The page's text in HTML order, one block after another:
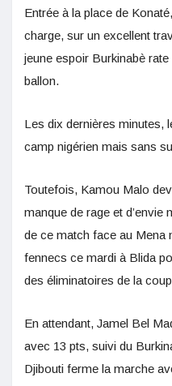
Entrée à la place de
charge, sur un excellent
jeune espoir Burkinabè
ballon.
Les dix dernières minutes,
camp nigérien mais sans
Toutefois, Kamou Malo
manque de rage et d’envie
de ce match face au Mena
fennecs ce mardi à Blida
des éliminatoires de la
En attendant, Jamel Bel
avec 13 pts, suivi du
Djibouti ferme la marche